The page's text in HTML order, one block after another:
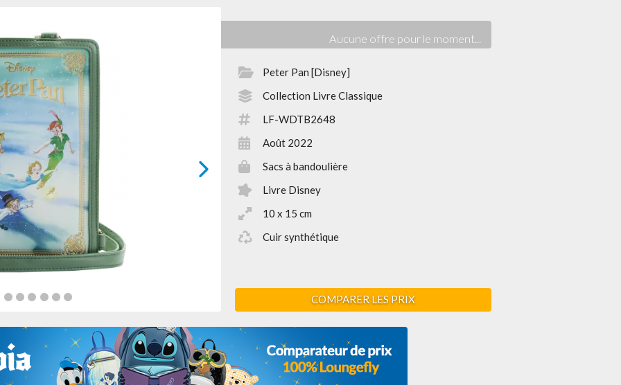
Peter Pan [Disney]
Collection Livre Classique
LF-WDTB2648
Août 2022
Sacs à bandoulière
Livre Disney
10 x 15 cm
Cuir synthétique
COMPARER LES PRIX